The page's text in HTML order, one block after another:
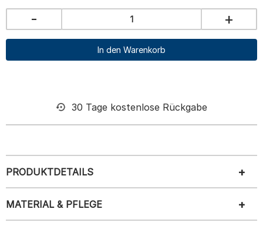
- +
In den Warenkorb
30 Tage kostenlose Rückgabe
PRODUKTDETAILS
MATERIAL & PFLEGE